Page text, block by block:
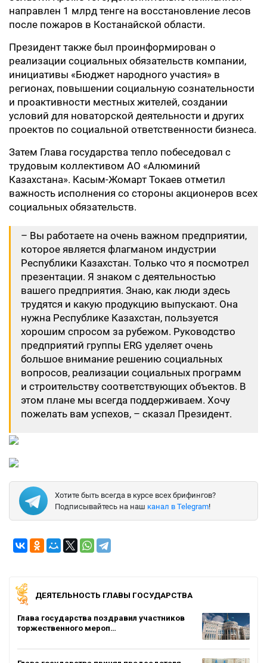
направлен 1 млрд тенге на восстановление лесов
после пожаров в Костанайской области.
Президент также был проинформирован о
реализации социальных обязательств компании,
инициативы «Бюджет народного участия» в
регионах, повышении социальную сознательности
и проактивности местных жителей, создании
условий для новаторской деятельности и других
проектов по социальной ответственности бизнеса.
Затем Глава государства тепло побеседовал с
трудовым коллективом АО «Алюминий
Казахстана». Касым-Жомарт Токаев отметил
важность исполнения со стороны акционеров всех
социальных обязательств.
– Вы работаете на очень важном предприятии,
которое является флагманом индустрии
Республики Казахстан. Только что я посмотрел
презентации. Я знаком с деятельностью
вашего предприятия. Знаю, как люди здесь
трудятся и какую продукцию выпускают. Она
нужна Республике Казахстан, пользуется
хорошим спросом за рубежом. Руководство
предприятий группы ERG уделяет очень
большое внимание решению социальных
вопросов, реализации социальных программ
и строительству соответствующих объектов. В
этом плане мы всегда поддерживаем. Хочу
пожелать вам успехов, – сказал Президент.
Хотите быть всегда в курсе всех брифингов?
Подписывайтесь на наш канал в Telegram!
ДЕЯТЕЛЬНОСТЬ ГЛАВЫ ГОСУДАРСТВА
Глава государства поздравил участников
торжественного мероп…